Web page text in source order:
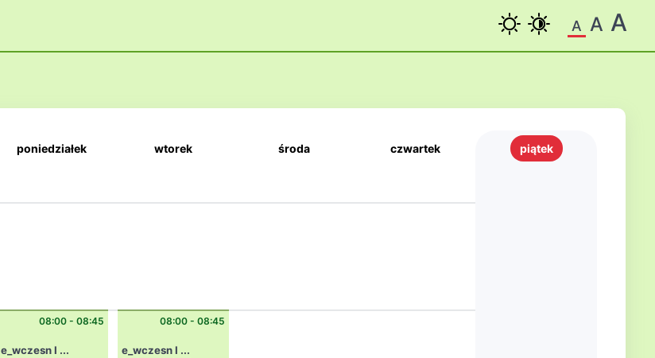
A A A
poniedziałek
08:00 - 08:45
e_wczesn I ...
wtorek
08:00 - 08:45
e_wczesn I ...
środa czwartek piątek